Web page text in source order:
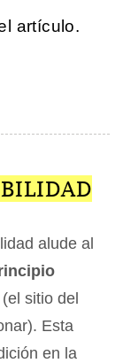
artículo.
alude al
(el sitio del
Esta
en la